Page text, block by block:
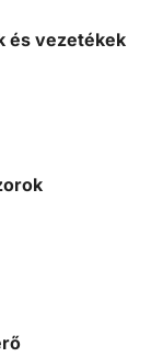
és vezetékek